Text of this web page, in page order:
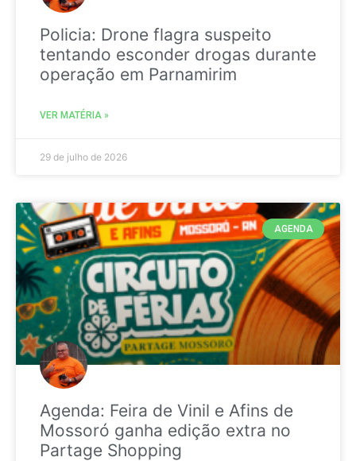
Policia: Drone flagra suspeito
tentando esconder drogas durante
operação em Parnamirim
VER MATÉRIA »
29 de julho de 2026
AGENDA
Agenda: Feira de Vinil e Afins de
Mossoró ganha edição extra no
Partage Shopping